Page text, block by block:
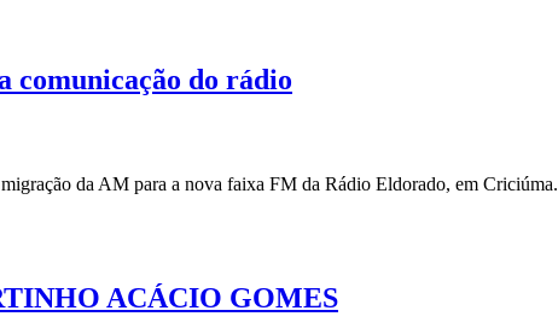
comunicação do rádio
da AM para a nova faixa FM da Rádio Eldorado, em Criciúma.
ACÁCIO GOMES